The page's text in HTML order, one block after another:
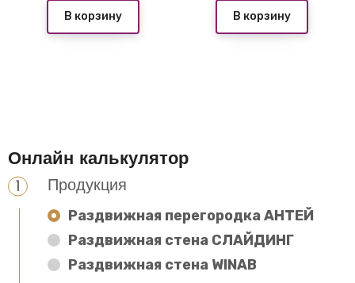
В корзину В корзину
Онлайн калькулятор
Продукция
Раздвижная перегородка АНТЕЙ
Раздвижная стена СЛАЙДИНГ
Раздвижная стена WINAB